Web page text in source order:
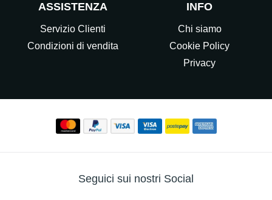
ASSISTENZA
Servizio Clienti
Condizioni di vendita
INFO
Chi siamo
Cookie Policy
Privacy
Seguici sui nostri Social